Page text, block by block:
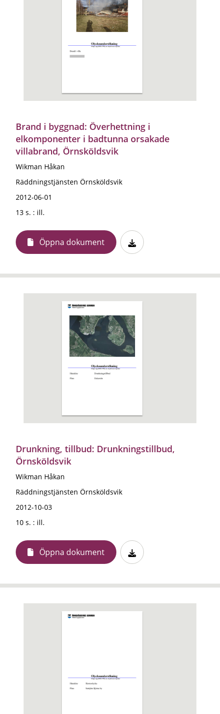
Brand i byggnad: Överhettning i
elkomponenter i badtunna orsakade
villabrand, Örnsköldsvik
Wikman Håkan
Räddningstjänsten Örnsköldsvik
2012-06-01
13 s. : ill.
Öppna dokument
Drunkning, tillbud: Drunkningstillbud,
Örnsköldsvik
Wikman Håkan
Räddningstjänsten Örnsköldsvik
2012-10-03
10 s. : ill.
Öppna dokument